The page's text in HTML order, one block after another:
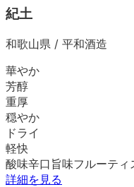
紀土
和歌山県 / 平和酒造
華やか
芳醇
重厚
穏やか
ドライ
軽快
酸味辛口 旨味フルーティ
詳細を見る